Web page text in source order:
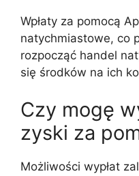
Wpłaty za pomocą
natychmiastowe, co
rozpocząć handel
się środków na ich
Czy mogę
zyski za
Możliwości wypłat